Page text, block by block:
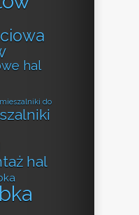
hal
mieszalniki do
hal